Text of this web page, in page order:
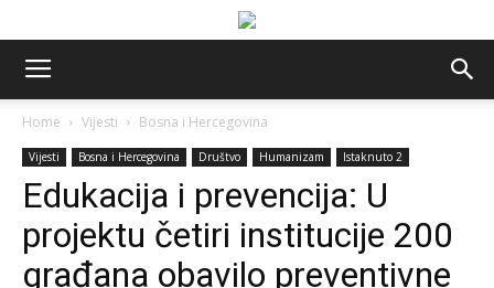
Home Vijesti Bosna i Hercegovina
Vijesti Bosna i Hercegovina Društvo Humanizam Istaknuto 2
Edukacija i prevencija: U
projektu četiri institucije 200
građana obavilo preventivne